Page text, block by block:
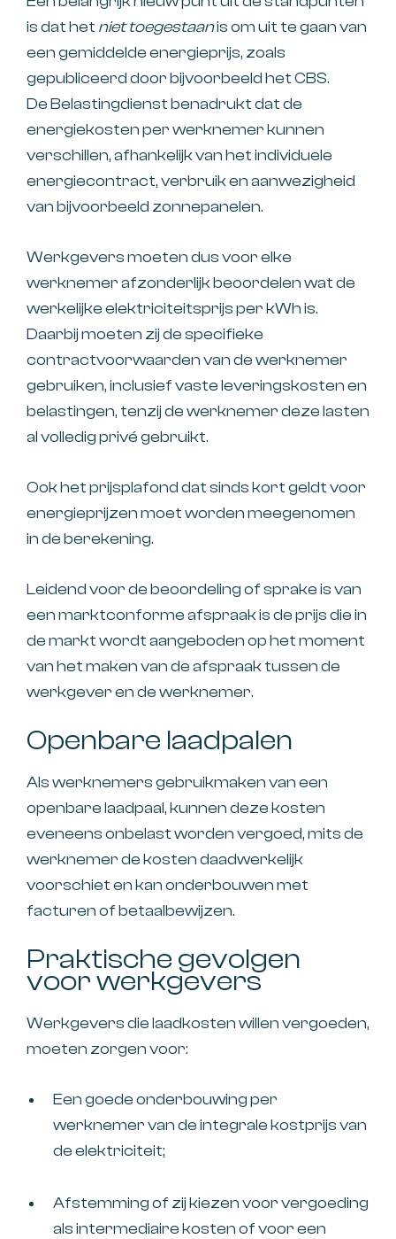
is dat het niet toegestaanis om uit te gaan van
een gemiddelde energieprijs, zoals
gepubliceerd door bijvoorbeeld het CBS.
De Belastingdienst benadrukt dat de
energiekosten per werknemer kunnen
verschillen, afhankelijk van het individuele
energiecontract, verbruik en aanwezigheid
van bijvoorbeeld zonnepanelen.
Werkgevers moeten dus voor elke
werknemer afzonderlijk beoordelen wat de
werkelijke elektriciteitsprijs per kWh is.
Daarbij moeten zij de specifieke
contractvoorwaarden van de werknemer
gebruiken, inclusief vaste leveringskosten en
belastingen, tenzij de werknemer deze lasten
al volledig privé gebruikt.
Ook het prijsplafond dat sinds kort geldt voor
energieprijzen moet worden meegenomen
in de berekening.
Leidend voor de beoordeling of sprake is van
een marktconforme afspraak is de prijs die in
de markt wordt aangeboden op het moment
van het maken van de afspraak tussen de
werkgever en de werknemer.
Openbare laadpalen
Als werknemers gebruikmaken van een
openbare laadpaal, kunnen deze kosten
eveneens onbelast worden vergoed, mits de
werknemer de kosten daadwerkelijk
voorschiet en kan onderbouwen met
facturen of betaalbewijzen.
Praktische gevolgen
voor werkgevers
Werkgevers die laadkosten willen vergoeden,
moeten zorgen voor:
Een goede onderbouwing per
werknemer van de integrale kostprijs van
de elektriciteit;
Afstemming of zij kiezen voor vergoeding
als intermediaire kosten of voor een